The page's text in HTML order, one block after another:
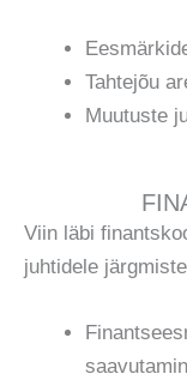
Tahtejõu
Muutuste
Viin läbi
juhtidele